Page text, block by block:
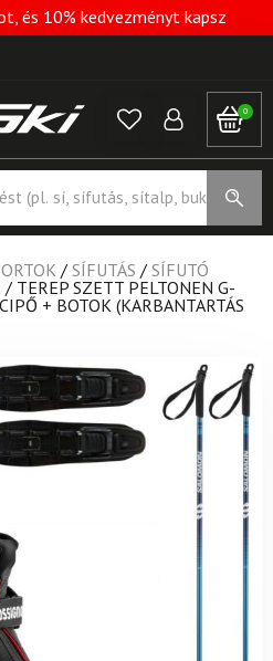
és 10% kedvezményt kapsz
0
/ SÍFUTÁS / SÍFUTÓ
/ TEREP SZETT PELTONEN G-
+ BOTOK (KARBANTARTÁS